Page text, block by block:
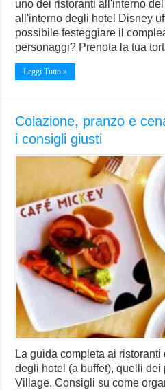
uno dei ristoranti all'interno
all'interno degli hotel Disney
possibile festeggiare il
personaggi? Prenota la tua
Leggi Tutto »
Colazione, pranzo e
i consigli giusti
La guida completa ai
degli hotel (a buffet), quelli
Village. Consigli su come